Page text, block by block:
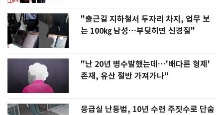
"출근길 지하철서 두자리 차지, 업무 보
는 100㎏ 남성…부딪히면 신경질"
"난 20년 병수발했는데…'배다른 형제'
존재, 유산 절반 가져가나"
응급실 난동범, 10년 수련 주짓수로 단숨